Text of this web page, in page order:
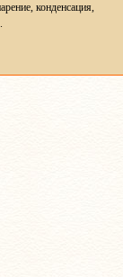
конденсация,